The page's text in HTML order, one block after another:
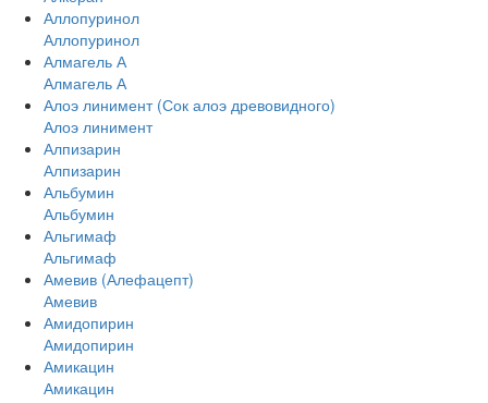
Аллопуринол
Аллопуринол
Алмагель А
Алмагель А
Алоэ линимент (Сок алоэ древовидного)
Алоэ линимент
Алпизарин
Алпизарин
Альбумин
Альбумин
Альгимаф
Альгимаф
Амевив (Алефацепт)
Амевив
Амидопирин
Амидопирин
Амикацин
Амикацин